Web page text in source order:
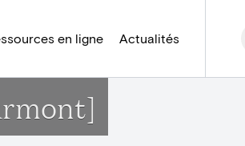
en ligne Actualités